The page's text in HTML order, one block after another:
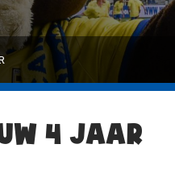
4 JAAR